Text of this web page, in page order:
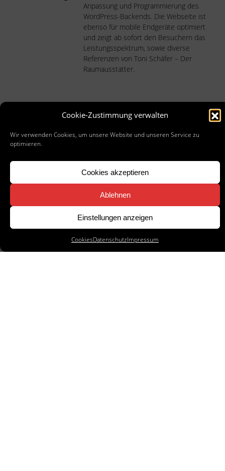
Cookie-Zustimmung verwalten
Wir verwenden Cookies, um unsere Website und unseren Service zu
optimieren.
Cookies akzeptieren
Ablehnen
Einstellungen anzeigen
CookiesDatenschutzImpressum
Anpassung und Programmierung des
WordPress-Backends. Die Webseite ist
ebenso für mobile Endgeräte optimiert
und zeigt ab sofort den Besuchern das
Leistungsspektrum, sowie diverse
Referenzen von Toni Schäfer – Der
Raumausstatter.
PROJEKTSCREENSHOTS